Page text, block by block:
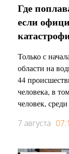
Где
если
Только с
области на
44
человека, в
человек,
7 августа